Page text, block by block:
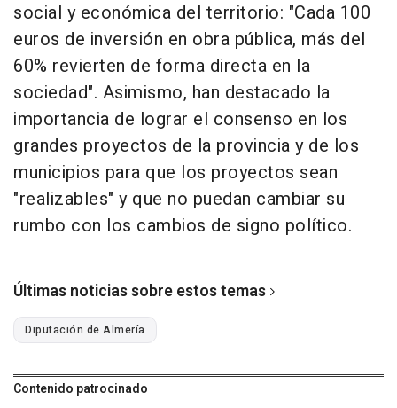
social y económica del territorio: "Cada 100
euros de inversión en obra pública, más del
60% revierten de forma directa en la
sociedad". Asimismo, han destacado la
importancia de lograr el consenso en los
grandes proyectos de la provincia y de los
municipios para que los proyectos sean
"realizables" y que no puedan cambiar su
rumbo con los cambios de signo político.
Últimas noticias sobre estos temas
Diputación de Almería
Contenido patrocinado